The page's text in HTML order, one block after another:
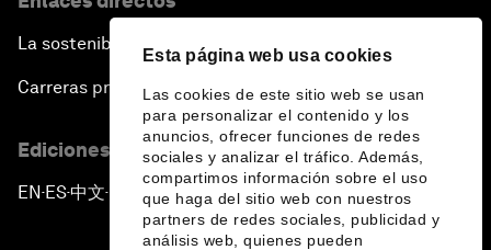
Esta página web usa cookies
Las cookies de este sitio web se usan
para personalizar el contenido y los
anuncios, ofrecer funciones de redes
sociales y analizar el tráfico. Además,
compartimos información sobre el uso
que haga del sitio web con nuestros
partners de redes sociales, publicidad y
análisis web, quienes pueden
La sostenibilidad en el Foro
Carreras profesionales
Ediciones en otros idiomas
EN ▪ES▪中文▪ 日本語